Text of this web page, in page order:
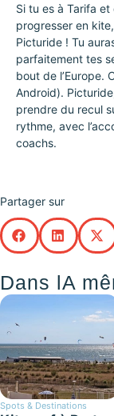
Si tu es à Tarifa
progresser en
Picturide ! Tu
parfaitement tes
bout de l’Europe.
Android).
prendre du recul
rythme, avec
coachs.
Partager sur
Dans lA
Spots & Destinations